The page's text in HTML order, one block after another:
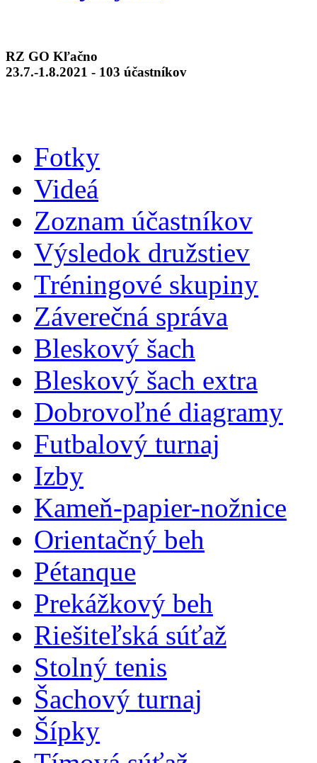
RZ GO Kľačno
23.7.-1.8.2021 - 103 účastníkov
Fotky
Videá
Zoznam účastníkov
Výsledok družstiev
Tréningové skupiny
Záverečná správa
Bleskový šach
Bleskový šach extra
Dobrovoľné diagramy
Futbalový turnaj
Izby
Kameň-papier-nožnice
Orientačný beh
Pétanque
Prekážkový beh
Riešiteľská súťaž
Stolný tenis
Šachový turnaj
Šípky